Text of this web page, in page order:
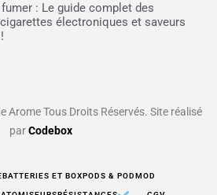
: Le guide complet des
électroniques et saveurs
Arome Tous Droits Réservés. Site réalisé
parCodebox
BATTERIES ET BOXPODS & PODMOD